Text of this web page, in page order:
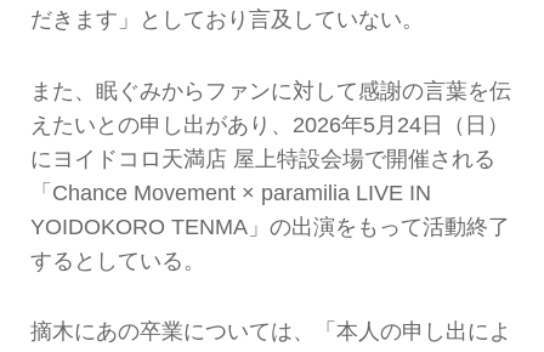
だきます」としており言及していない。
また、眠ぐみからファンに対して感謝の言葉を伝
えたいとの申し出があり、2026年5月24日（日）
にヨイドコロ天満店 屋上特設会場で開催される
「Chance Movement × paramilia LIVE IN
YOIDOKORO TENMA」の出演をもって活動終了
するとしている。
摘木にあの卒業については、「本人の申し出によ